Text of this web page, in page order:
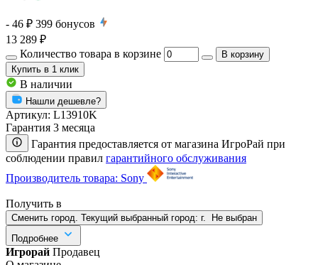
- 46 ₽ 399 бонусов
13 289 ₽
Количество товара в корзине
В корзину
Купить в 1 клик
В наличии
Нашли дешевле?
Артикул: L13910K
Гарантия 3 месяца
Гарантия предоставляется от магазина ИгроРай при
соблюдении правил гарантийного обслуживания
Производитель товара: Sony
Получить в
Сменить город. Текущий выбранный город: г.
Не выбран
Подробнее
Игрорай Продавец